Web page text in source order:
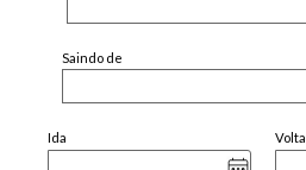
Saindo de
Ida Volta